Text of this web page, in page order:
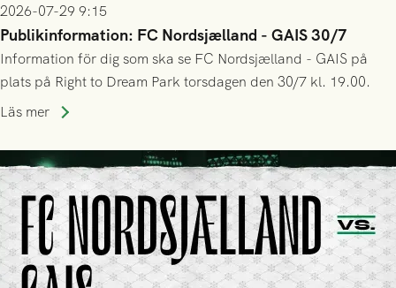
2026-07-29 9:15
Publikinformation: FC Nordsjælland - GAIS 30/7
Information för dig som ska se FC Nordsjælland - GAIS på
plats på Right to Dream Park torsdagen den 30/7 kl. 19.00.
Läs mer